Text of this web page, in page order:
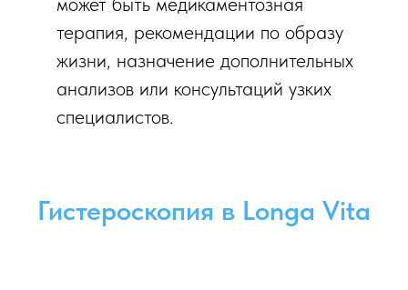
терапия, рекомендации по образу
жизни, назначение дополнительных
анализов или консультаций узких
специалистов.
Гистероскопия в Longa Vita